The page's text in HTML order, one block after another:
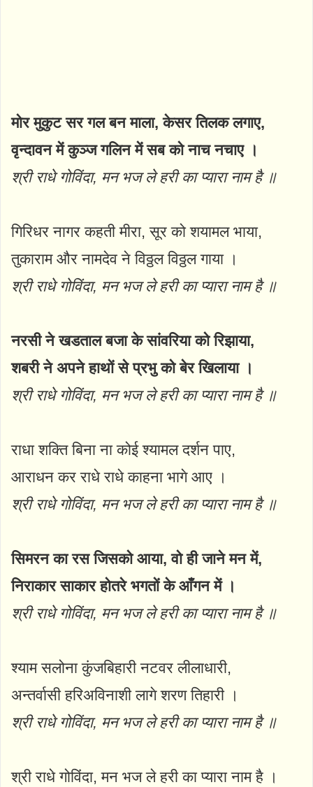
मोर मुकुट सर गल बन माला, केसर तिलक लगाए,
वृन्दावन में कुञ्ज गलिन में सब को नाच नचाए ।
श्री राधे गोविंदा, मन भज ले हरी का प्यारा नाम है ॥
गिरिधर नागर कहती मीरा, सूर को शयामल भाया,
तुकाराम और नामदेव ने विठ्ठल विठ्ठल गाया ।
श्री राधे गोविंदा, मन भज ले हरी का प्यारा नाम है ॥
नरसी ने खडताल बजा के सांवरिया को रिझाया,
शबरी ने अपने हाथों से प्रभु को बेर खिलाया ।
श्री राधे गोविंदा, मन भज ले हरी का प्यारा नाम है ॥
राधा शक्ति बिना ना कोई श्यामल दर्शन पाए,
आराधन कर राधे राधे काहना भागे आए ।
श्री राधे गोविंदा, मन भज ले हरी का प्यारा नाम है ॥
सिमरन का रस जिसको आया, वो ही जाने मन में,
निराकार साकार होतरे भगतों के आँगन में ।
श्री राधे गोविंदा, मन भज ले हरी का प्यारा नाम है ॥
श्याम सलोना कुंजबिहारी नटवर लीलाधारी,
अन्तर्वासी हरिअविनाशी लागे शरण तिहारी ।
श्री राधे गोविंदा, मन भज ले हरी का प्यारा नाम है ॥
श्री राधे गोविंदा, मन भज ले हरी का प्यारा नाम है ।